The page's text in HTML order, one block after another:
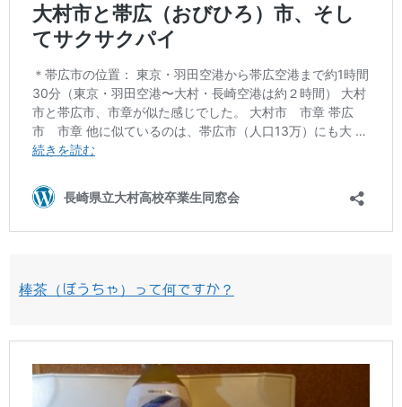
棒茶（ぼうちゃ）って何ですか？